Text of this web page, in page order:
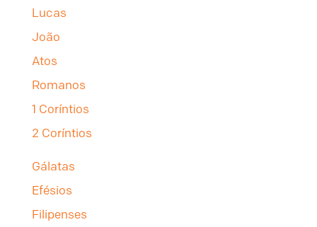
Lucas
João
Atos
Romanos
1 Coríntios
2 Coríntios
Gálatas
Efésios
Filipenses